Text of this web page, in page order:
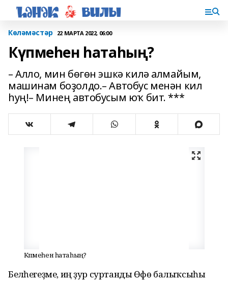
Көләмәстәр 22 МАРТА 2022, 06:00
Күпмеһен һатаһың?
– Алло, мин бөгөн эшкә килә алмайым,
машинам боҙолдо.– Автобус менән кил
һуң!– Минең автобусым юҡ бит. ***
Күпмеһен һатаһың?
Беләһегеҙме, иң ҙур суртанды Өфө балыҡ­сыһы